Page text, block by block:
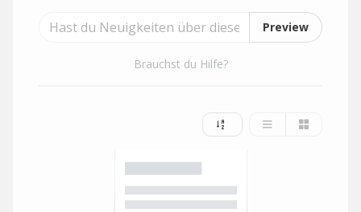
Preview
Brauchst du Hilfe?